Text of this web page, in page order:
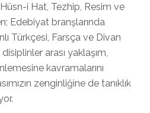
i Hat, Tezhip, Resim ve
Edebiyat branşlarında
Türkçesi, Farsça ve Divan
arası yaklaşım,
kavramalarını
zenginliğine de tanıklık